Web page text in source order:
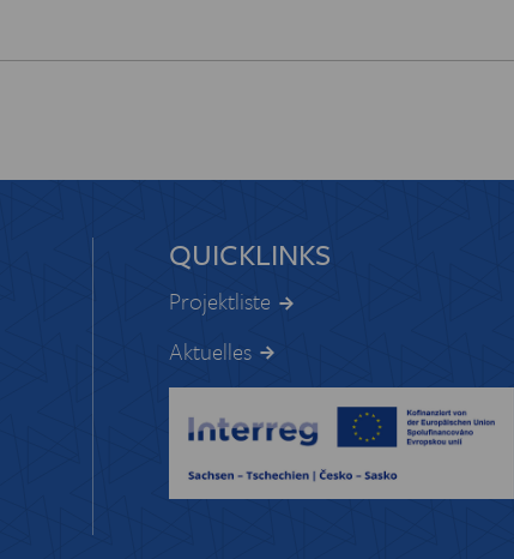
QUICKLINKS
Projektliste
Aktuelles